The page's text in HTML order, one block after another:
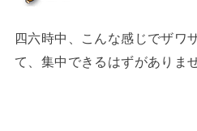
四六時中、こんな感じでザワ
て、集中できるはずがありま